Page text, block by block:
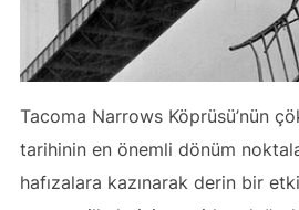
Tacoma Narrows Köprüsü’nün
tarihinin en önemli dönüm
hafızalara kazınarak derin bir